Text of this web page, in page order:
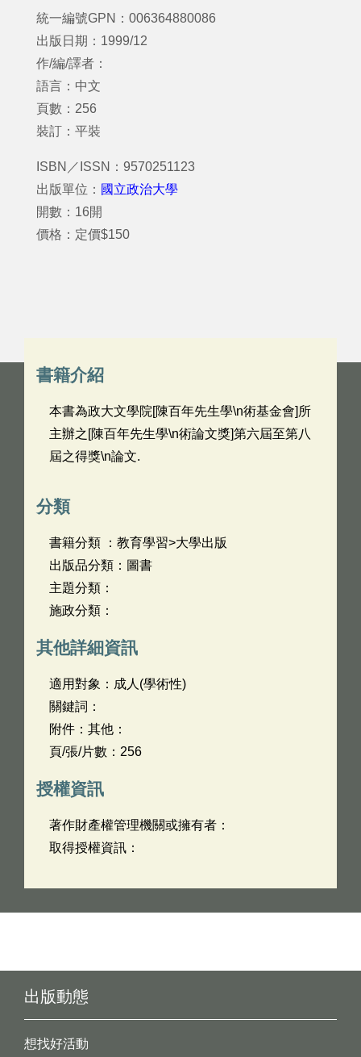
統一編號GPN：006364880086
出版日期：1999/12
作/編/譯者：
語言：中文
頁數：256
裝訂：平裝
ISBN／ISSN：9570251123
出版單位： 國立政治大學
開數：16開
價格：定價$150
書籍介紹
本書為政大文學院[陳百年先生學\n術基金會]所
主辦之[陳百年先生學\n術論文獎]第六屆至第八
屆之得獎\n論文.
分類
書籍分類 ：教育學習>大學出版
出版品分類：圖書
主題分類：
施政分類：
其他詳細資訊
適用對象：成人(學術性)
關鍵詞：
附件：其他：
頁/張/片數：256
授權資訊
著作財產權管理機關或擁有者：
取得授權資訊：
出版動態
想找好活動